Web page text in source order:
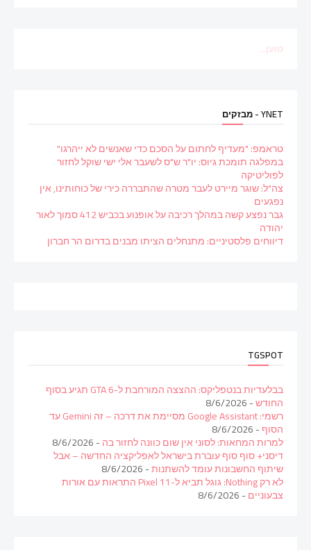
טוען...
YNET - מבזקים
טראמפ: "מעדיף לחתום על הסכם כדי שאנשים לא ייהרגו"
במפלגה תומכת גיוס: יו"ר ש"ס לשעבר אלי ישי שוקל לחזור
לפוליטיקה
צה"ל: שוגר מיירט לעבר מטרה שהתבררה כירי של כוחותינו, אין
נפגעים
גבר נפצע קשה במהלך רכיבה על אופנוע בכביש 412 סמוך לאור
יהודה
דיווחים פלסטיניים: מתנחלים הציתו מבנים בדרום הר חברון
TGSPOT
בבלעדיות בנטפליקס: ההצצה המורחבת ל-GTA 6 תגיע בסוף
החודש- 8/6/2026
רשמי: Google Assistant מסיימת את דרכה – זה Gemini עד
הסוף- 8/6/2026
למרות המחאות: לסוני אין שום כוונה לחזור בה- 8/6/2026
דיסני+ סוף סוף עוברת בישראל לאפליקציה החדשה – אבל
שיתוף החשבונות עומד להשתנות- 8/6/2026
לא רק Nothing: גוגל תביא ל-Pixel 11 התראות עם אורות
צבעוניים- 8/6/2026